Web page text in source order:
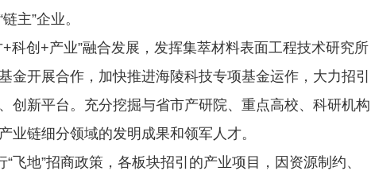
主”企业。
+科创+产业”融合发展，发挥集萃材料表面工程技术研究所
金开展合作，加快推进海陵科技专项基金运作，大力招引
创新平台。充分挖掘与省市产研院、重点高校、科研机构
业链细分领域的发明成果和领军人才。
“飞地”招商政策，各板块招引的产业项目，因资源制约、